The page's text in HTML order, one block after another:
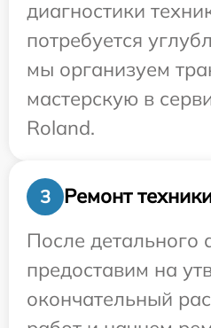
диагностики
потребуется
мы организуем
мастерскую в
Roland.
3
Ремонт
После детального
предоставим на
окончательный